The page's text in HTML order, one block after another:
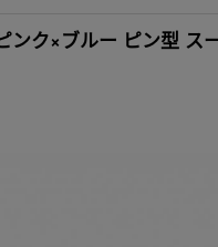
ンク×ブルー ピン型